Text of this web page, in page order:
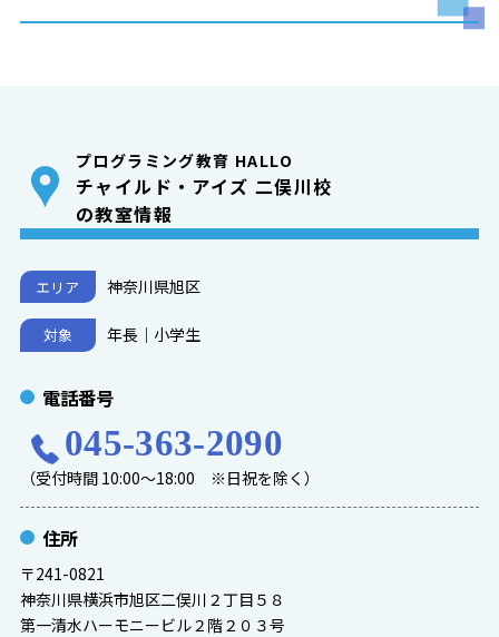
プログラミング教育 HALLO
チャイルド・アイズ 二俣川校
の教室情報
エリア 神奈川県旭区
対象 年長｜小学生
電話番号
045-363-2090
（受付時間 10:00～18:00 ※日祝を除く）
住所
〒241-0821
神奈川県横浜市旭区二俣川２丁目５８
第一清水ハーモニービル２階２０３号